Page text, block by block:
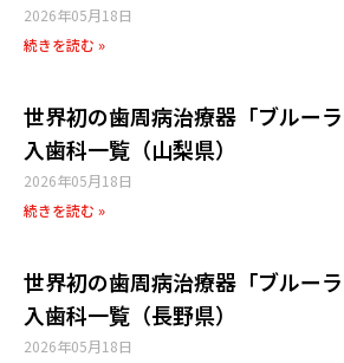
2026年05月18日
続きを読む »
世界初の歯周病治療器「ブルー
入歯科一覧（山梨県）
2026年05月18日
続きを読む »
世界初の歯周病治療器「ブルー
入歯科一覧（長野県）
2026年05月18日